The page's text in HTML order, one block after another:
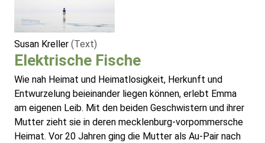
Susan Kreller (Text)
Elektrische Fische
Wie nah Heimat und Heimatlosigkeit, Herkunft und
Entwurzelung beieinander liegen können, erlebt Emma
am eigenen Leib. Mit den beiden Geschwistern und ihrer
Mutter zieht sie in deren mecklenburg-vorpommersche
Heimat. Vor 20 Jahren ging die Mutter als Au-Pair nach